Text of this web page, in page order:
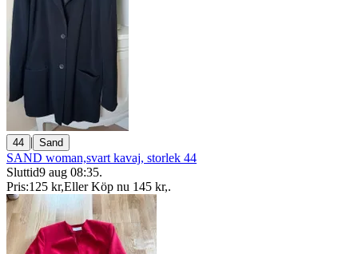
44 | Sand
SAND woman,svart kavaj, storlek 44
Sluttid9 aug 08:35.
Pris:125 kr,Eller Köp nu 145 kr,.